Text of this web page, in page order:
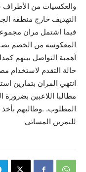
والعكسيات من الأطراف
التهديف خارج منطقة
فيما اشتمل مران
المعكوسه من الخصم
أهمية التواصل بينهم
حالة التقدم لاستخدام
انتهي المران بتمارين
مطالبا اللاعبين بضرورة
المطلوب. .وطالبهم
للتمرين المسائي